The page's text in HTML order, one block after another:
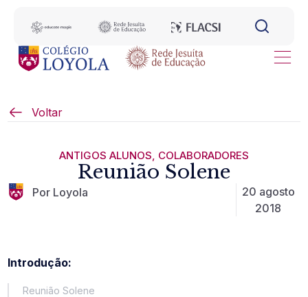
Voltar
ANTIGOS ALUNOS, COLABORADORES
Reunião Solene
Por Loyola
20 agosto
2018
Introdução:
Reunião Solene